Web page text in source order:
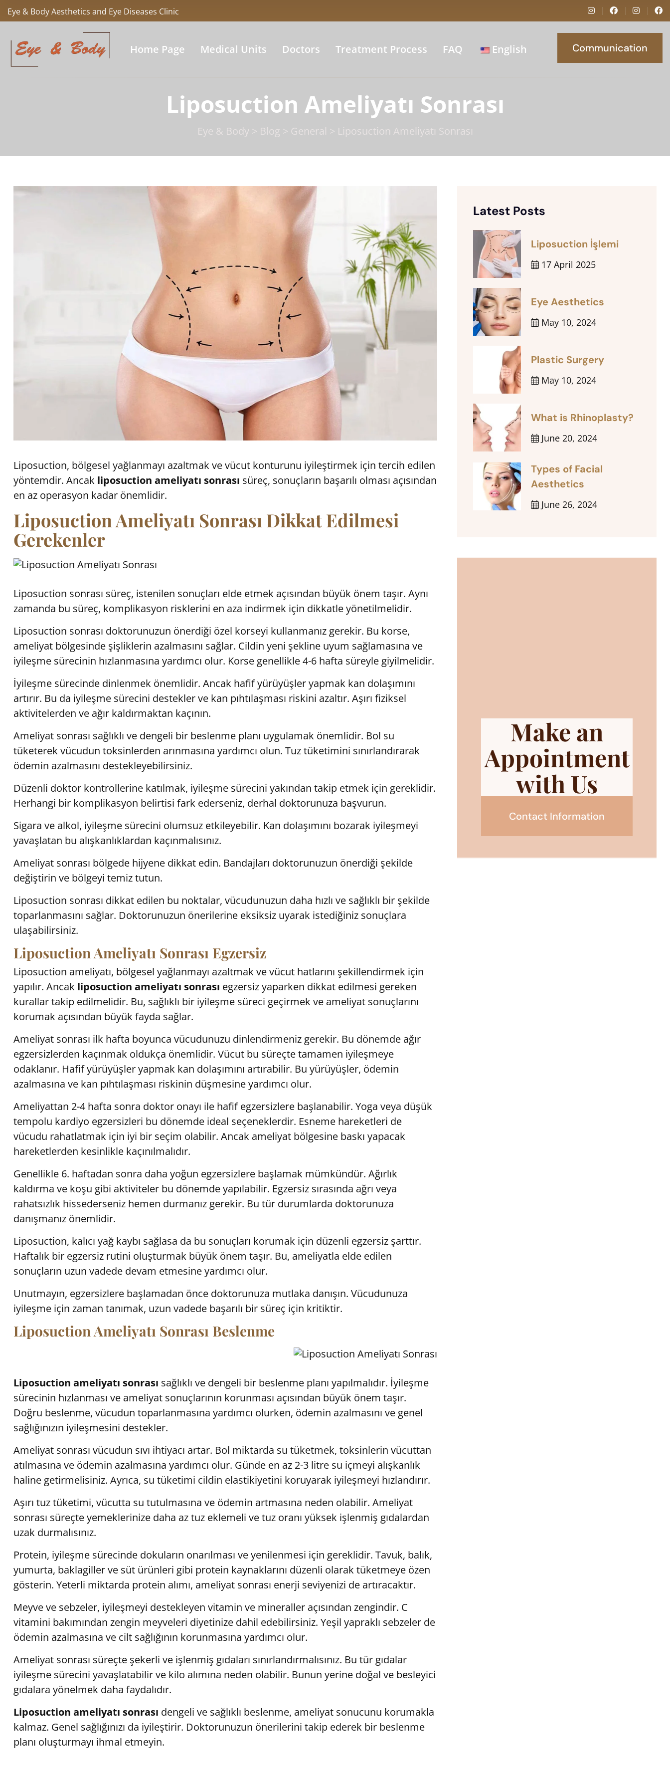
Eye & Body Aesthetics and Eye Diseases Clinic
Home Page Medical Units Doctors Treatment Process FAQ English Communication
Liposuction Ameliyatı Sonrası
Eye & Body> Blog > General > Liposuction Ameliyatı Sonrası
Liposuction, bölgesel yağlanmayı azaltmak ve vücut konturunu iyileştirmek için tercih edilen
yöntemdir. Ancak liposuction ameliyatı sonrası süreç, sonuçların başarılı olması açısından
en az operasyon kadar önemlidir.
Liposuction Ameliyatı Sonrası Dikkat Edilmesi
Gerekenler
Liposuction sonrası süreç, istenilen sonuçları elde etmek açısından büyük önem taşır. Aynı
zamanda bu süreç, komplikasyon risklerini en aza indirmek için dikkatle yönetilmelidir.
Liposuction sonrası doktorunuzun önerdiği özel korseyi kullanmanız gerekir. Bu korse,
ameliyat bölgesinde şişliklerin azalmasını sağlar. Cildin yeni şekline uyum sağlamasına ve
iyileşme sürecinin hızlanmasına yardımcı olur. Korse genellikle 4-6 hafta süreyle giyilmelidir.
İyileşme sürecinde dinlenmek önemlidir. Ancak hafif yürüyüşler yapmak kan dolaşımını
artırır. Bu da iyileşme sürecini destekler ve kan pıhtılaşması riskini azaltır. Aşırı fiziksel
aktivitelerden ve ağır kaldırmaktan kaçının.
Ameliyat sonrası sağlıklı ve dengeli bir beslenme planı uygulamak önemlidir. Bol su
tüketerek vücudun toksinlerden arınmasına yardımcı olun. Tuz tüketimini sınırlandırarak
ödemin azalmasını destekleyebilirsiniz.
Düzenli doktor kontrollerine katılmak, iyileşme sürecini yakından takip etmek için gereklidir.
Herhangi bir komplikasyon belirtisi fark ederseniz, derhal doktorunuza başvurun.
Sigara ve alkol, iyileşme sürecini olumsuz etkileyebilir. Kan dolaşımını bozarak iyileşmeyi
yavaşlatan bu alışkanlıklardan kaçınmalısınız.
Ameliyat sonrası bölgede hijyene dikkat edin. Bandajları doktorunuzun önerdiği şekilde
değiştirin ve bölgeyi temiz tutun.
Liposuction sonrası dikkat edilen bu noktalar, vücudunuzun daha hızlı ve sağlıklı bir şekilde
toparlanmasını sağlar. Doktorunuzun önerilerine eksiksiz uyarak istediğiniz sonuçlara
ulaşabilirsiniz.
Liposuction Ameliyatı Sonrası Egzersiz
Liposuction ameliyatı, bölgesel yağlanmayı azaltmak ve vücut hatlarını şekillendirmek için
yapılır. Ancak liposuction ameliyatı sonrası egzersiz yaparken dikkat edilmesi gereken
kurallar takip edilmelidir. Bu, sağlıklı bir iyileşme süreci geçirmek ve ameliyat sonuçlarını
korumak açısından büyük fayda sağlar.
Ameliyat sonrası ilk hafta boyunca vücudunuzu dinlendirmeniz gerekir. Bu dönemde ağır
egzersizlerden kaçınmak oldukça önemlidir. Vücut bu süreçte tamamen iyileşmeye
odaklanır. Hafif yürüyüşler yapmak kan dolaşımını artırabilir. Bu yürüyüşler, ödemin
azalmasına ve kan pıhtılaşması riskinin düşmesine yardımcı olur.
Ameliyattan 2-4 hafta sonra doktor onayı ile hafif egzersizlere başlanabilir. Yoga veya düşük
tempolu kardiyo egzersizleri bu dönemde ideal seçeneklerdir. Esneme hareketleri de
vücudu rahatlatmak için iyi bir seçim olabilir. Ancak ameliyat bölgesine baskı yapacak
hareketlerden kesinlikle kaçınılmalıdır.
Genellikle 6. haftadan sonra daha yoğun egzersizlere başlamak mümkündür. Ağırlık
kaldırma ve koşu gibi aktiviteler bu dönemde yapılabilir. Egzersiz sırasında ağrı veya
rahatsızlık hissederseniz hemen durmanız gerekir. Bu tür durumlarda doktorunuza
danışmanız önemlidir.
Liposuction, kalıcı yağ kaybı sağlasa da bu sonuçları korumak için düzenli egzersiz şarttır.
Haftalık bir egzersiz rutini oluşturmak büyük önem taşır. Bu, ameliyatla elde edilen
sonuçların uzun vadede devam etmesine yardımcı olur.
Unutmayın, egzersizlere başlamadan önce doktorunuza mutlaka danışın. Vücudunuza
iyileşme için zaman tanımak, uzun vadede başarılı bir süreç için kritiktir.
Liposuction Ameliyatı Sonrası Beslenme
Liposuction ameliyatı sonrası sağlıklı ve dengeli bir beslenme planı yapılmalıdır. İyileşme
sürecinin hızlanması ve ameliyat sonuçlarının korunması açısından büyük önem taşır.
Doğru beslenme, vücudun toparlanmasına yardımcı olurken, ödemin azalmasını ve genel
sağlığınızın iyileşmesini destekler.
Ameliyat sonrası vücudun sıvı ihtiyacı artar. Bol miktarda su tüketmek, toksinlerin vücuttan
atılmasına ve ödemin azalmasına yardımcı olur. Günde en az 2-3 litre su içmeyi alışkanlık
haline getirmelisiniz. Ayrıca, su tüketimi cildin elastikiyetini koruyarak iyileşmeyi hızlandırır.
Aşırı tuz tüketimi, vücutta su tutulmasına ve ödemin artmasına neden olabilir. Ameliyat
sonrası süreçte yemeklerinize daha az tuz eklemeli ve tuz oranı yüksek işlenmiş gıdalardan
uzak durmalısınız.
Protein, iyileşme sürecinde dokuların onarılması ve yenilenmesi için gereklidir. Tavuk, balık,
yumurta, baklagiller ve süt ürünleri gibi protein kaynaklarını düzenli olarak tüketmeye özen
gösterin. Yeterli miktarda protein alımı, ameliyat sonrası enerji seviyenizi de artıracaktır.
Meyve ve sebzeler, iyileşmeyi destekleyen vitamin ve mineraller açısından zengindir. C
vitamini bakımından zengin meyveleri diyetinize dahil edebilirsiniz. Yeşil yapraklı sebzeler de
ödemin azalmasına ve cilt sağlığının korunmasına yardımcı olur.
Ameliyat sonrası süreçte şekerli ve işlenmiş gıdaları sınırlandırmalısınız. Bu tür gıdalar
iyileşme sürecini yavaşlatabilir ve kilo alımına neden olabilir. Bunun yerine doğal ve besleyici
gıdalara yönelmek daha faydalıdır.
Liposuction ameliyatı sonrası dengeli ve sağlıklı beslenme, ameliyat sonucunu korumakla
kalmaz. Genel sağlığınızı da iyileştirir. Doktorunuzun önerilerini takip ederek bir beslenme
planı oluşturmayı ihmal etmeyin.
Latest Posts
Liposuction İşlemi
17 April 2025
Eye Aesthetics
May 10, 2024
Plastic Surgery
May 10, 2024
What is Rhinoplasty?
June 20, 2024
Types of Facial
Aesthetics
June 26, 2024
Make an
Appointment
with Us
Contact Information